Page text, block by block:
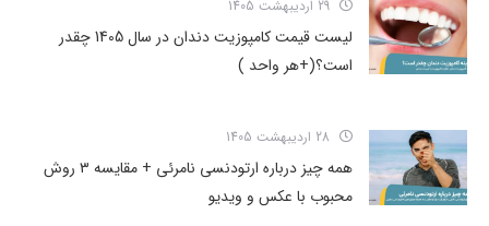
لیست قیمت کامپوزیت دندان در سال 1405 چقدر
است؟(+هر واحد )
همه چیز درباره ارتودنسی نامرئی + مقایسه ۳ روش
محبوب با عکس و ویدیو